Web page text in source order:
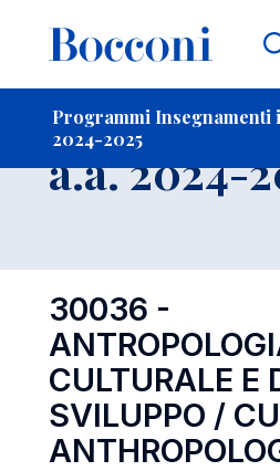
Programmi Insegnamenti
2024-2025
-
a.a. 2024-
30036 -
CULTURALE E
SVILUPPO /